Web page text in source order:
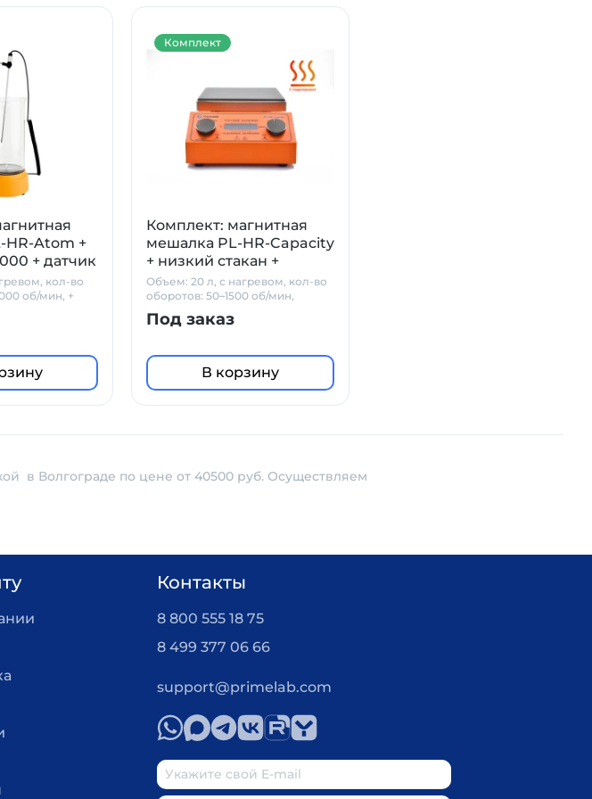
HR-Atom +
+ датчик
кол-во
об/мин, +
PT1000 +
Комплект: магнитная
мешалка PL-HR-Capacity
+ низкий стакан +
датчик PT1000 + штатив
Primelab
Объем: 20 л, с нагревом, кол-во
оборотов: 50–1500 об/мин,
стеклокерамика
Под заказ
В корзину
Комплект
в Волгограде по цене от 40500 руб. Осуществляем
Контакты
8 800 555 18 75
8 499 377 06 66
support@primelab.com